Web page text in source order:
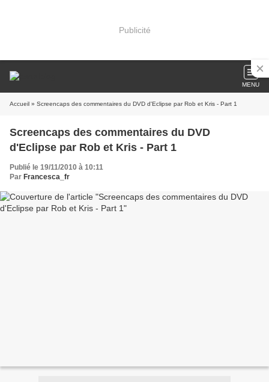
Publicité
MENU
Accueil » Screencaps des commentaires du DVD d'Eclipse par Rob et Kris - Part 1
Screencaps des commentaires du DVD
d'Eclipse par Rob et Kris - Part 1
Publié le 19/11/2010 à 10:11
Par Francesca_fr